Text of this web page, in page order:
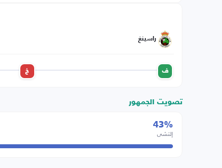
راسينغ
ف خ
تصويت الجمهور
43%
إلتشي